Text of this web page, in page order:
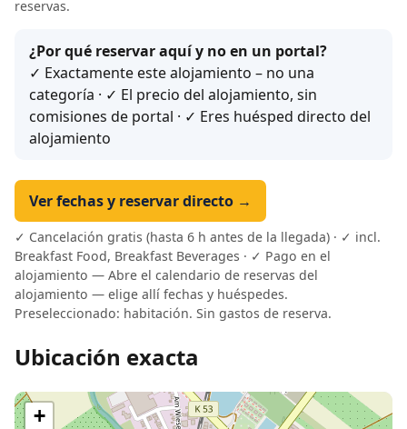
reservas.
¿Por qué reservar aquí y no en un portal?
✓ Exactamente este alojamiento – no una
categoría · ✓ El precio del alojamiento, sin
comisiones de portal · ✓ Eres huésped directo del
alojamiento
Ver fechas y reservar directo →
✓ Cancelación gratis (hasta 6 h antes de la llegada) · ✓ incl.
Breakfast Food, Breakfast Beverages · ✓ Pago en el
alojamiento — Abre el calendario de reservas del
alojamiento — elige allí fechas y huéspedes.
Preseleccionado: habitación. Sin gastos de reserva.
Ubicación exacta
+